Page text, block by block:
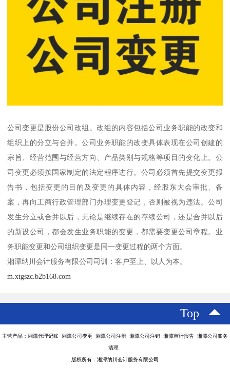
公司变更是股份公司改组。改组的内容包括公司业务职能的改变和
组织上的分立与合并。公司业务职能的改变具体表现在公司创建的
宗旨、经营范围与经营方向、产品类别与规格等项目的变化上。公
司变更必须按国家制定的法定程序进行。公司必须首先提交变更报
告书，包括变更的目的及变更的具体内容，经股东大会审批、备
案，再向工商行政管理部门办理变更登记，否则被视为违法。公司
发生分立或合并以后，无论是继续存在的存续公司，还是合并以后
的新设公司，都会发生业务职能的变更，都需要变更公司章程。业
务职能变更和公司组织变更是同一变更过程的两个方面。
湘潭纳川会计服务有限公司司训：客户至上、以人为本。
m.xtgszc.b2b168.com
Top
主营产品：湘潭代理记账 湘潭公司变更 湘潭公司注册 湘潭公司注销 湘潭审计报告 湘潭公司账务
清理
版权所有：湘潭纳川会计服务有限公司